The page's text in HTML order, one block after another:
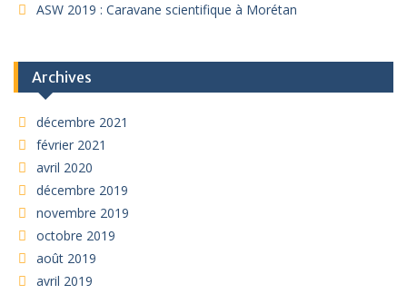
ASW 2019 : Caravane scientifique à Morétan
Archives
décembre 2021
février 2021
avril 2020
décembre 2019
novembre 2019
octobre 2019
août 2019
avril 2019